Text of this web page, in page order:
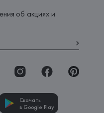
об акциях и
Скачать
в Google Play